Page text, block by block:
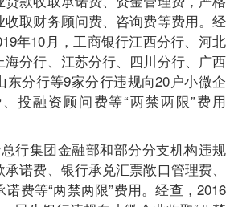
取财务顾问费、咨询费等费用。经
年10月，工商银行江西分行、河北
分行、江苏分行、四川分行、广西
东分行等9家分行违规向20户小微企
投融资顾问费等“两禁两限”费用
集团金融部和部分分支机构违规
诺费、银行承兑汇票敞口管理费、
费等“两禁两限”费用。经查，2016